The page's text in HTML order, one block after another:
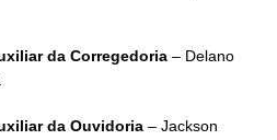
da Corregedoria – Delano
da Ouvidoria – Jackson